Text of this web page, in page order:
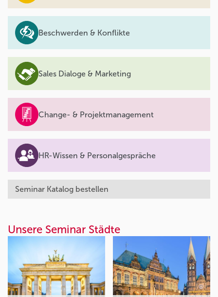
Beschwerden & Konflikte
Sales Dialoge & Marketing
Change- & Projektmanagement
HR-Wissen & Personalgespräche
Seminar Katalog bestellen
Unsere Seminar Städte